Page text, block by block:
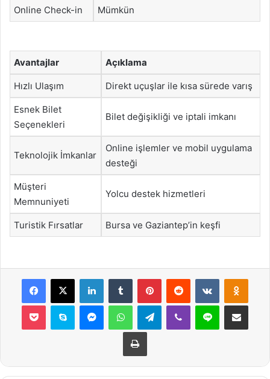
Online Check-in Mümkün
Avantajlar Açıklama
Hızlı Ulaşım Direkt uçuşlar ile kısa sürede varış
Esnek Bilet
Seçenekleri
Bilet değişikliği ve iptali imkanı
Teknolojik İmkanlar
Online işlemler ve mobil uygulama
desteği
Müşteri
Memnuniyeti
Yolcu destek hizmetleri
Turistik Fırsatlar Bursa ve Gaziantep’in keşfi
Facebook
X LinkedInTumblr PinterestReddit VKontakte
Pocket Skype MessengerWhatsAppTelegramViber Line E-Posta ile
Yazdır